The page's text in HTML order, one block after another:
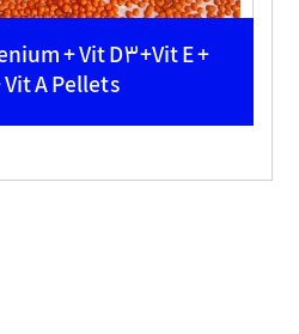
+ Vit D3+Vit E +
A Pellets